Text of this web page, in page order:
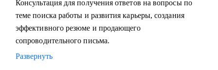
Консультация для получения ответов на вопросы по
теме поиска работы и развития карьеры, создания
эффективного резюме и продающего
сопроводительного письма.
Развернуть